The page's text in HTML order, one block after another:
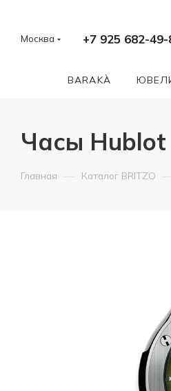
Москва +7 925 682-49-
BARAKÀ
Часы Hublot
Главная — Каталог BRITZO